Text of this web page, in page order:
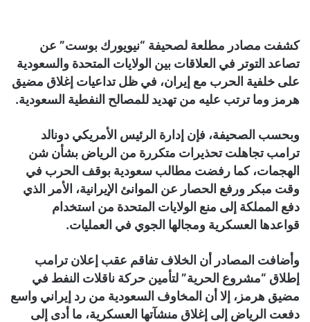
كشفت مصادر مطلعة لصحيفة “نيويورك بوست” عن
تصاعد التوتر في العلاقات بين الولايات المتحدة والسعودية
على خلفية الحرب مع إيران، في ظل تداعيات إغلاق مضيق
هرمز وما ترتب عليه من تهديد للمصالح النفطية السعودية.
وبحسب الصحيفة، فإن إدارة الرئيس الأمريكي دونالد
ترامب تجاهلت تحذيرات متكررة من الرياض بشأن شن
الهجمات، كما رفضت مطالب سعودية بوقف الحرب في
وقت مبكر ورفع الحصار عن الموانئ الإيرانية، الأمر الذي
دفع المملكة إلى منع الولايات المتحدة من استخدام
قواعدها العسكرية ومجالها الجوي في العمليات.
وأضافت المصادر أن الخلاف تفاقم عقب إعلان ترامب
إطلاق “مشروع الحرية” لتأمين حركة ناقلات النفط في
مضيق هرمز، إلا أن المخاوف السعودية من رد إيراني واسع
دفعت الرياض إلى إغلاق منشآتها العسكرية، ما أدى إلى